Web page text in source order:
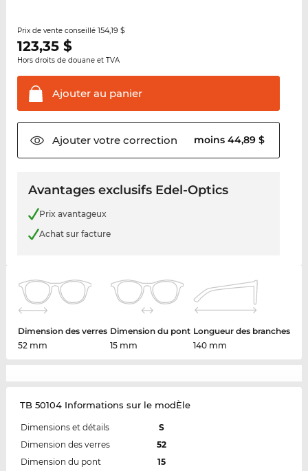
Prix de vente conseillé 154,19 $
123,35$
Hors droits de douane et TVA
Ajouter au panier
Ajouter votrecorrection moins 44,89 $
Avantages exclusifs Edel-Optics
Prix avantageux
Achat sur facture
Dimension des verres
52 mm
Dimension du pont
15 mm
Longueur des branches
140 mm
TB 50104 Informations sur le modÈle
Dimensions et détails
S
Dimension des verres
52
Dimension du pont
15